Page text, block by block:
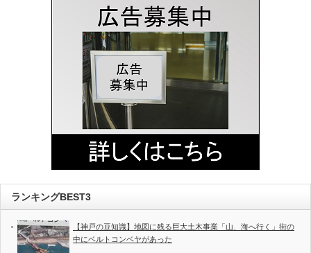
ランキングBEST3
【神戸の豆知識】地図に残る巨大土木事業「山、海へ行く」街の
中にベルトコンベヤがあった